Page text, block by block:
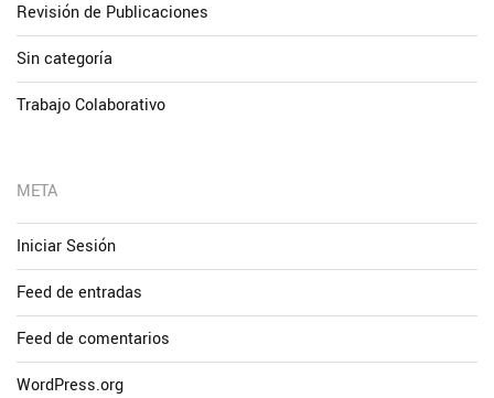
Revisión de Publicaciones
Sin categoría
Trabajo Colaborativo
META
Iniciar Sesión
Feed de entradas
Feed de comentarios
WordPress.org